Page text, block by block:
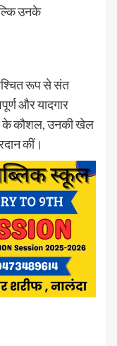
उनके
रूप से संत
और यादगार
के कौशल, उनकी खेल
कीं।